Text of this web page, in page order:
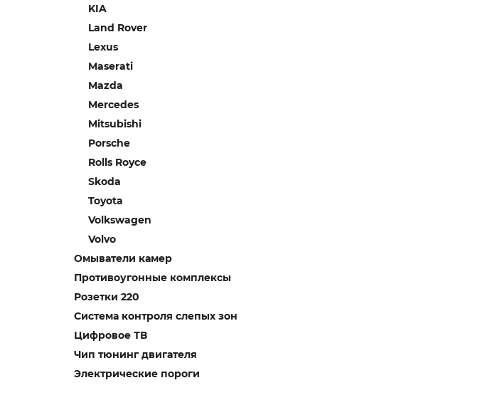
KIA
Land Rover
Lexus
Maserati
Mazda
Mercedes
Mitsubishi
Porsche
Rolls Royce
Skoda
Toyota
Volkswagen
Volvo
Омыватели камер
Противоугонные комплексы
Розетки 220
Система контроля слепых зон
Цифровое ТВ
Чип тюнинг двигателя
Электрические пороги